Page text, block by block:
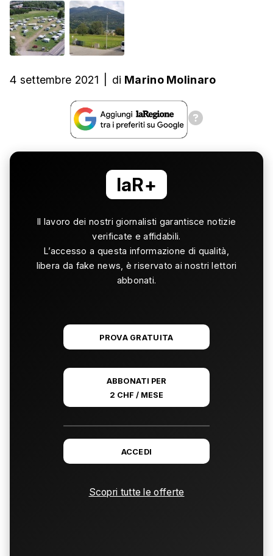
4 settembre 2021 di Marino Molinaro
laR+
Il lavoro dei nostri giornalisti garantisce notizie
verificate e affidabili.
L’accesso a questa informazione di qualità,
libera da fake news, è riservato ai nostri lettori
abbonati.
PROVA GRATUITA
ABBONATI PER
2 CHF / MESE
ACCEDI
Scopri tutte le offerte